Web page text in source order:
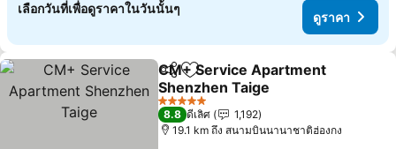
เลือกวันที่เพื่อดูราคาในวันนั้นๆ
ดูราคา
แชร์ เพิ่มในรายการโปรด
CM+ Service Apartment
Shenzhen Taige
ดูราคา
5 ดาว
8.8 ดีเลิศ
1,192
19.1 km ถึง สนามบินนานาชาติฮ่องกง